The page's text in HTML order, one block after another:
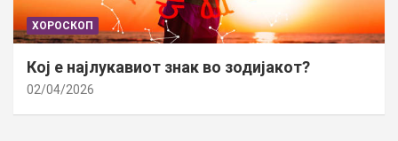
ХОРОСКОП
Кој е најлукавиот знак во зодијакот?
02/04/2026